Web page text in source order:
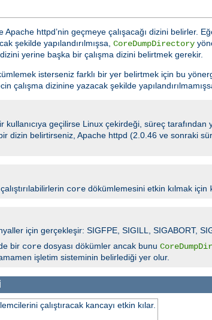
Apache httpd’nin geçmeye çalışacağı dizini belirler.
şekilde yapılandırılmışsa, CoreDumpDirectory
dizini yerine başka bir çalışma dizini belirtmek gerekir.
isterseniz farklı bir yer belirtmek için bu
çalışma dizinine yazacak şekilde
geçilirse Linux çekirdeği, süreç tarafından
dizin belirtirseniz, Apache httpd (2.0.46 ve sonraki
core dökümlemesini etkin kılmak için
için gerçekleşir: SIGFPE, SIGILL, SIGABORT,
bir core dosyası dökümler ancak bunu
işletim sisteminin belirlediği yer olur.
çalıştıracak kancayı etkin kılar.